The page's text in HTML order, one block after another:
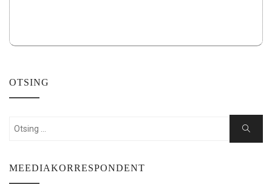
OTSING
Search
Search
MEEDIAKORRESPONDENT